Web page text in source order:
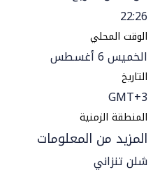
22:26
الوقت المحلي
الخميس 6 أغسطس
التاريخ
GMT+3
المنطقة الزمنية
المزيد من المعلومات
شلن تنزاني